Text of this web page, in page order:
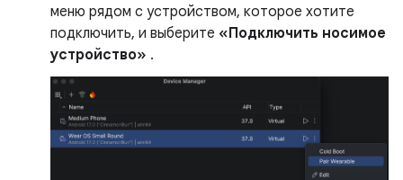
меню рядом с устройством, которое хотите
подключить, и выберите «Подключить носимое
устройство» .